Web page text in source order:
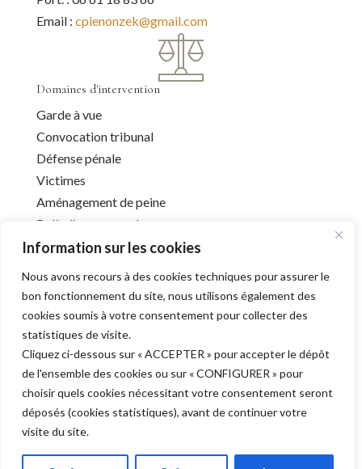
Information sur les cookies
Nous avons recours à des cookies techniques pour assurer le
bon fonctionnement du site, nous utilisons également des
cookies soumis à votre consentement pour collecter des
statistiques de visite.
Cliquez ci-dessous sur « ACCEPTER » pour accepter le dépôt
de l'ensemble des cookies ou sur « CONFIGURER » pour
choisir quels cookies nécessitant votre consentement seront
déposés (cookies statistiques), avant de continuer votre
visite du site.
Email : cpienonzek@gmail.com
Domaines d'intervention
Garde à vue
Convocation tribunal
Défense pénale
Victimes
Aménagement de peine
Préjudice corporel
Infos utiles
Liens utiles
Mentions légales
Déontologie
Derniers articles